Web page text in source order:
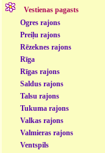
Vestienas pagasts
Ogres rajons
Preiļu rajons
Rēzeknes rajons
Rīga
Rīgas rajons
Saldus rajons
Talsu rajons
Tukuma rajons
Valkas rajons
Valmieras rajons
Ventspils